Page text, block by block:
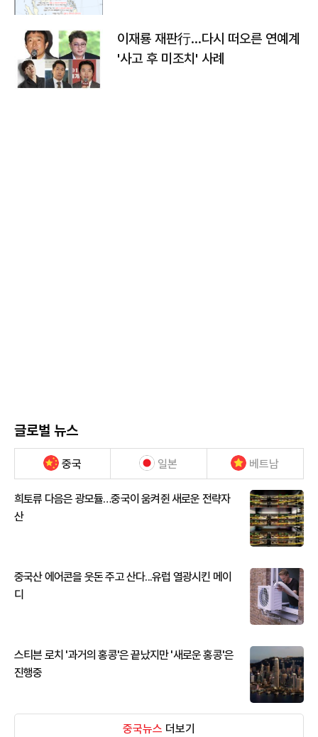
이재룡 재판行…다시 떠오른 연예계
'사고 후 미조치' 사례
글로벌 뉴스
중국 일본 베트남
희토류 다음은 광모듈…중국이 움켜쥔 새로운 전략자
산
중국산 에어콘을 웃돈 주고 산다...유럽 열광시킨 메이
디
스티븐 로치 '과거의 홍콩'은 끝났지만 '새로운 홍콩'은
진행중
중국뉴스 더보기